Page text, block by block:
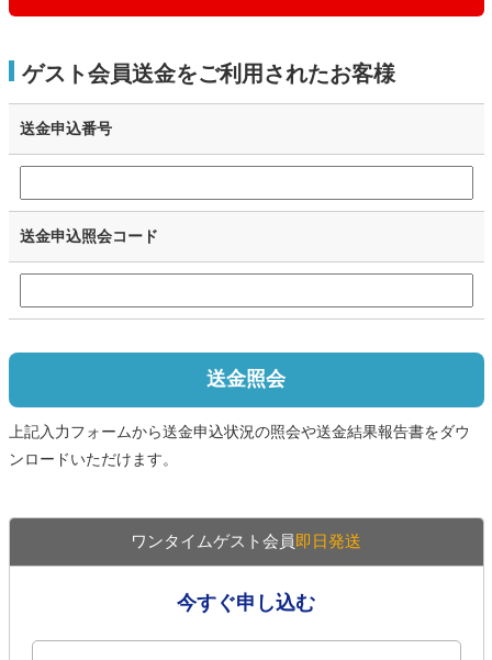
ゲスト会員送金をご利用されたお客様
送金申込番号
送金申込照会コード
送金照会
上記入力フォームから送金申込状況の照会や送金結果報告書をダウ
ンロードいただけます。
ワンタイムゲスト会員即日発送
今すぐ申し込む